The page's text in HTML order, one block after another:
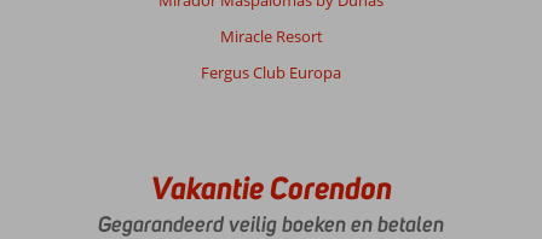
Miracle Resort
Fergus Club Europa
Vakantie Corendon
Gegarandeerd veilig boeken en betalen